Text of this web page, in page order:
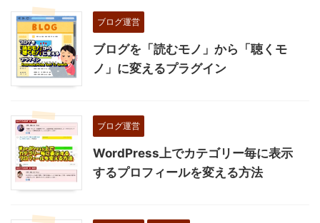
ブログ運営
ブログを「読むモノ」から「聴くモ
ノ」に変えるプラグイン
ブログ運営
WordPress上でカテゴリー毎に表示
するプロフィールを変える方法